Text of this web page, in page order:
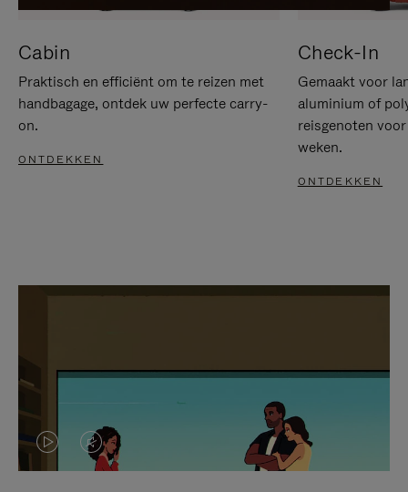
Cabin
Praktisch en efficiënt om te reizen met
handbagage, ontdek uw perfecte carry-
on.
ONTDEKKEN
Check-In
Gemaakt voor
aluminium of
reisgenoten
weken.
ONTDEKKEN
VIDEO
HET